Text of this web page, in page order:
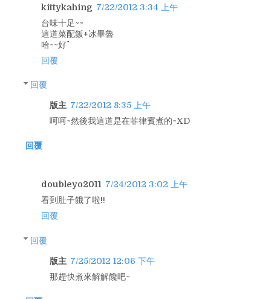
kittykahing 7/22/2012 3:34 上午
台味十足~~
這道菜配飯+冰畢魯
哈~~好^^
回覆
回覆
版主 7/22/2012 8:35 上午
呵呵~然後我這道是在菲律賓煮的~XD
回覆
doubleyo2011 7/24/2012 3:02 上午
看到肚子餓了啦!!
回覆
回覆
版主 7/25/2012 12:06 下午
那趕快煮來解解饞吧~